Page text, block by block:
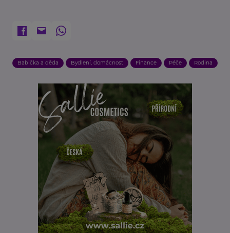
Babička a děda Bydlení, domácnost Finance Péče Rodina